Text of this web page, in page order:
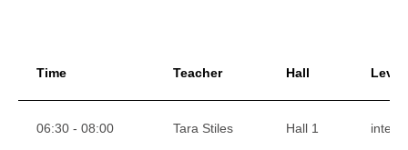
Time Teacher Hall Level
06:30 - 08:00 Tara Stiles Hall 1